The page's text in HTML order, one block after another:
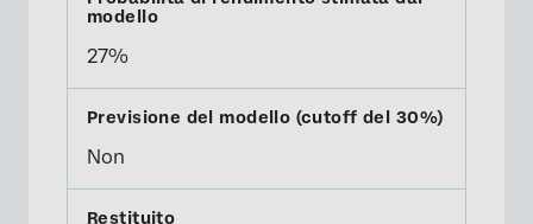
27%
Non